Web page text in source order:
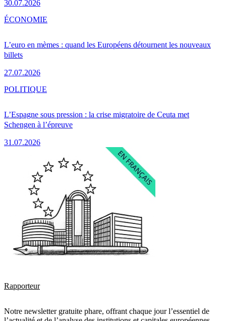
30.07.2026
L’euro en mèmes : quand les Européens détournent les nouveaux
billets
27.07.2026
ÉCONOMIE
L’Espagne sous pression : la crise migratoire de Ceuta met
Schengen à l’épreuve
31.07.2026
POLITIQUE
Rapporteur
Notre newsletter gratuite phare, offrant chaque jour l’essentiel de